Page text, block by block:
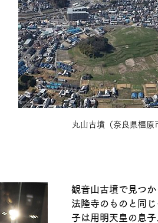
丸山古墳（奈良県橿原
観音山古墳で見つ
法隆寺のものと同
子は用明天皇の息